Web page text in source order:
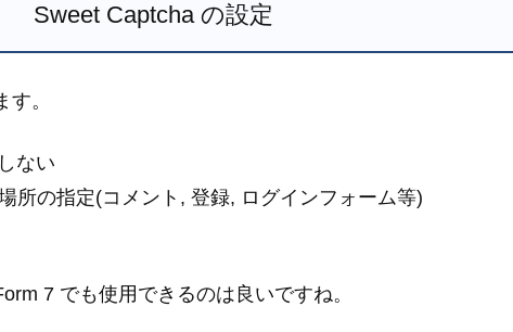
Sweet Captcha の設定
。
ない
所の指定(コメント, 登録, ログインフォーム等)
7 でも使用できるのは良いですね。